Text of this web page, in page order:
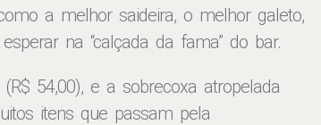
a melhor saideira, o melhor galeto,
na “calçada da fama” do bar.
54,00), e a sobrecoxa atropelada
itens que passam pela